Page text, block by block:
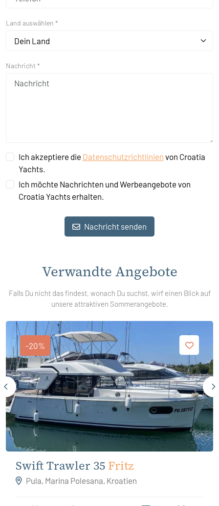
Land auswählen *
Dein Land
Nachricht *
Ich akzeptiere die Datenschutzrichtlinien von Croatia
Yachts.
Ich möchte Nachrichten und Werbeangebote von
Croatia Yachts erhalten.
Nachricht senden
Verwandte Angebote
Falls Du nicht das findest, wonach Du suchst, wirf einen Blick auf
unsere attraktiven Sommerangebote.
-20%
Swift Trawler 35 Fritz
Pula, Marina Polesana, Kroatien